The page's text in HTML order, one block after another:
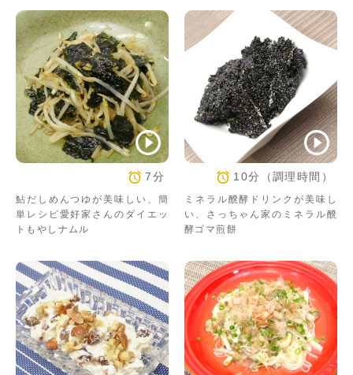
7分
鮎だしめんつゆが美味しい、簡
単レシピ愛好家さんのダイエッ
トもやしナムル
10分（調理時間）
ミネラル醗酵ドリンクが美味し
い、さっちゃん家のミネラル醗
酵ゴマ煎餅